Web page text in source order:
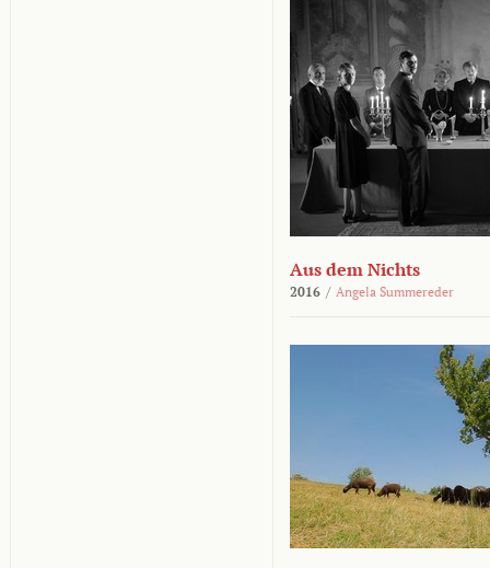
Aus dem Nichts
2016 / Angela Summereder